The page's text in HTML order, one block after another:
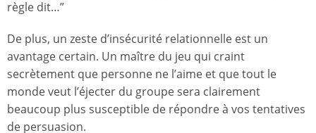
règle dit…”
De plus, un zeste d’insécurité relationnelle est un
avantage certain. Un maître du jeu qui craint
secrètement que personne ne l’aime et que tout le
monde veut l’éjecter du groupe sera clairement
beaucoup plus susceptible de répondre à vos tentatives
de persuasion.